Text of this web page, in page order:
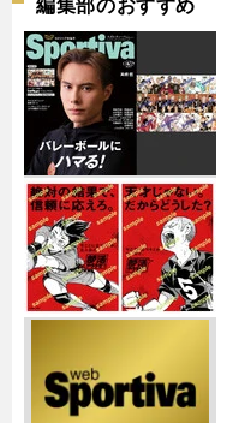
編集部のおすすめ